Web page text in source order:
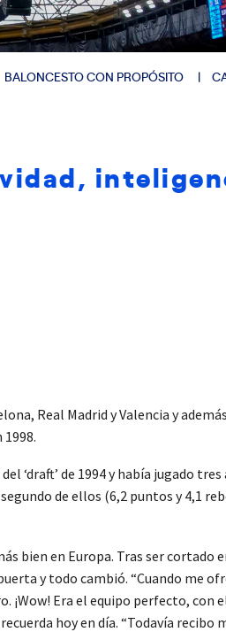
BALONCESTO CON PROPÓSITO
Real Madrid y Valencia y
‘draft’ de 1994 y había jugado
de ellos (6,2 puntos y 4,1
bien en Europa. Tras ser cortado
y todo cambió. “Cuando me
¡Wow! Era el equipo perfecto, con
hoy en día. “Todavía recibo